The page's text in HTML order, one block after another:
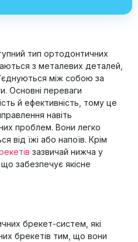
тип ортодонтичних
з металевих деталей,
між собою за
Основні переваги
й ефективність, тому це
навіть
проблем. Вони легко
від їжі або напоїв. Крім
зазвичай нижча у
забезпечує якісне
брекет-систем, які
брекетів тим, що вони